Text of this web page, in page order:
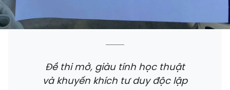
Đề thi mở, giàu tính học thuật
và khuyến khích tư duy độc lập